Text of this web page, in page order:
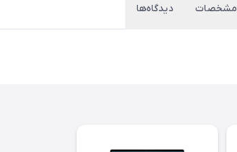
مشخصات دیدگاه‌ها